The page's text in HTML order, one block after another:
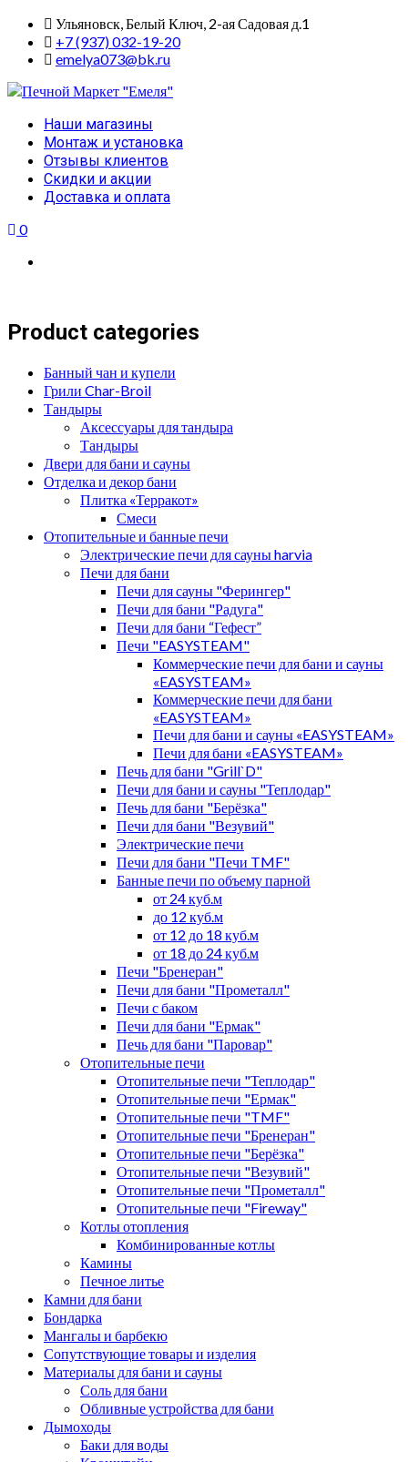
Skip
content
Ульяновск, Белый Ключ, 2-ая Садовая д.1
+7 (937) 032-19-20
emelya073@bk.ru
Primary
Menu
Наши магазины
Монтаж и установка
Отзывы клиентов
Скидки и акции
Доставка и оплата
0
Product categories
Банный чан и купели
Грили Char-Broil
Тандыры
Аксессуары для тандыра
Тандыры
Двери для бани и сауны
Отделка и декор бани
Плитка «Терракот»
Смеси
Отопительные и банные печи
Электрические печи для сауны harvia
Печи для бани
Печи для сауны "Ферингер"
Печи для бани "Радуга"
Печи для бани “Гефест”
Печи "EASYSTEAM"
Коммерческие печи для бани и сауны
«EASYSTEAM»
Коммерческие печи для бани
«EASYSTEAM»
Печи для бани и сауны «EASYSTEAM»
Печи для бани «EASYSTEAM»
Печь для бани "Grill`D"
Печи для бани и сауны "Теплодар"
Печь для бани "Берёзка"
Печи для бани "Везувий"
Электрические печи
Печи для бани "Печи TMF"
Банные печи по объему парной
от 24 куб.м
до 12 куб.м
от 12 до 18 куб.м
от 18 до 24 куб.м
Печи "Бренеран"
Печи для бани "Прометалл"
Печи с баком
Печи для бани "Ермак"
Печь для бани "Паровар"
Отопительные печи
Отопительные печи "Теплодар"
Отопительные печи "Ермак"
Отопительные печи "TMF"
Отопительные печи "Бренеран"
Отопительные печи "Берёзка"
Отопительные печи "Везувий"
Отопительные печи "Прометалл"
Отопительные печи "Fireway"
Котлы отопления
Комбинированные котлы
Камины
Печное литье
Камни для бани
Бондарка
Мангалы и барбекю
Сопутствующие товары и изделия
Материалы для бани и сауны
Соль для бани
Обливные устройства для бани
Дымоходы
Баки для воды